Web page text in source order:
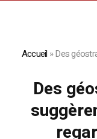
Accueil »Des
Des